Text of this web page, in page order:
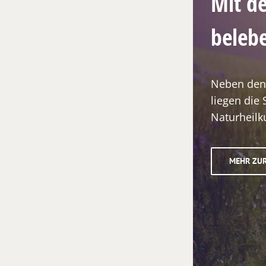
Neben
liegen die
MEHR